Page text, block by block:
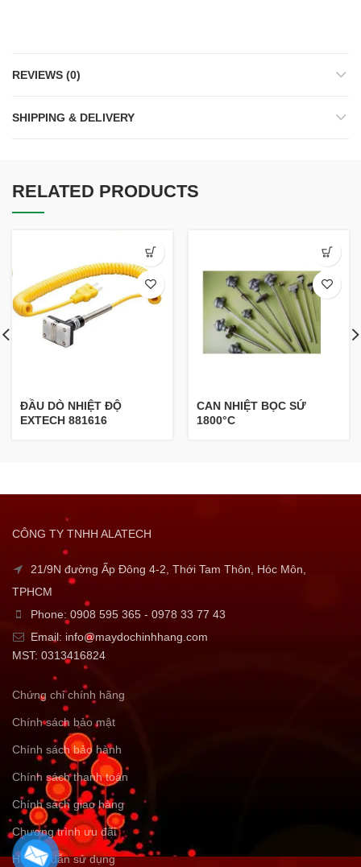
REVIEWS (0)
SHIPPING & DELIVERY
RELATED PRODUCTS
ĐẦU DÒ NHIỆT ĐỘ
EXTECH 881616
CAN NHIỆT BỌC SỨ
1800°C
CÔNG TY TNHH ALATECH
21/9N đường Ấp Đông 4-2, Thới Tam Thôn, Hóc Môn,
TPHCM
Phone: 0908 595 365 - 0978 33 77 43
Email: info@maydochinhhang.com
MST: 0313416824
Chứng chỉ chính hãng
Chính sách bảo mật
Chính sách bảo hành
Chính sách thanh toán
Chính sách giao hàng
Chương trình ưu đãi
Hướng dẫn sử dụng